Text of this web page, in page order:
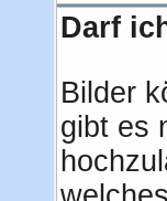
Darf
Bilder
gibt es